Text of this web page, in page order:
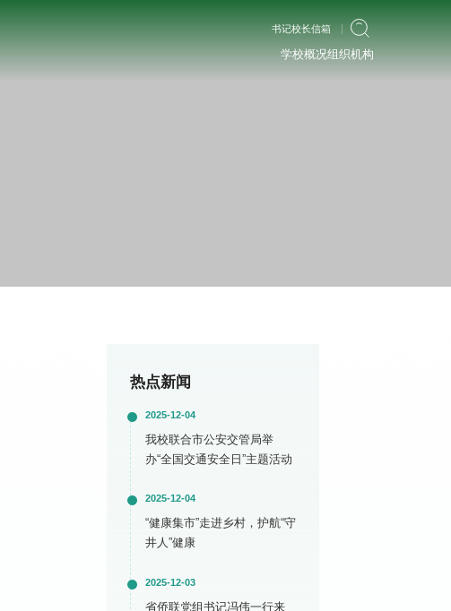
书记校长信箱
学校概况组织机构
热点新闻
2025-12-04
我校联合市公安交管局举
办“全国交通安全日”主题活动
2025-12-04
“健康集市”走进乡村，护航“守
井人”健康
2025-12-03
省侨联党组书记冯伟一行来